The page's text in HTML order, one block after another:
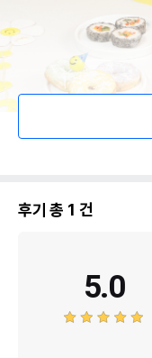
후기 총 1 건
5.0